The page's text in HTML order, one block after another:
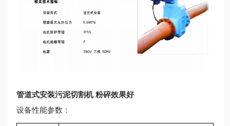
管道式安装污泥切割机 粉碎效果好
设备性能参数：